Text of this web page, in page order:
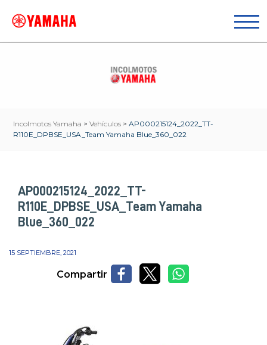
Incolmotos Yamaha > Vehículos > AP000215124_2022_TT-
R110E_DPBSE_USA_Team Yamaha Blue_360_022
AP000215124_2022_TT-
R110E_DPBSE_USA_Team Yamaha
Blue_360_022
15 SEPTIEMBRE, 2021
Compartir